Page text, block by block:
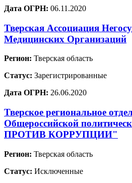
Дата ОГРН: 06.11.2020
Тверская Ассоциация
Медицинских Организаций
Регион: Тверская область
Статус: Зарегистрированные
Дата ОГРН: 26.06.2020
Тверское региональное
Общероссийской
ПРОТИВ КОРРУПЦИИ"
Регион: Тверская область
Статус: Исключенные